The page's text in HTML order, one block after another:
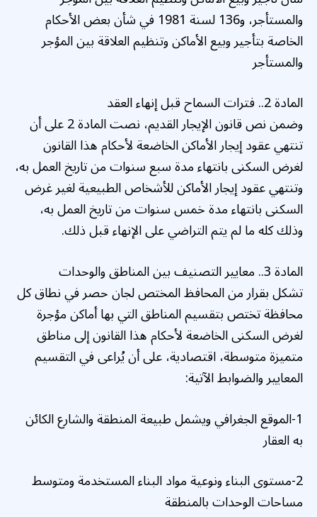
والمستأجر، و136 لسنة 1981 في شأن بعض الأحكام
الخاصة بتأجير وبيع الأماكن وتنظيم العلاقة بين المؤجر
والمستأجر
المادة 2.. فترات السماح قبل إنهاء العقد
وضمن نص قانون الإيجار القديم، نصت المادة 2 على أن
تنتهي عقود إيجار الأماكن الخاضعة لأحكام هذا القانون
لغرض السكنى بانتهاء مدة سبع سنوات من تاريخ العمل به،
وتنتهي عقود إيجار الأماكن للأشخاص الطبيعية لغير غرض
السكنى بانتهاء مدة خمس سنوات من تاريخ العمل به،
وذلك كله ما لم يتم التراضي على الإنهاء قبل ذلك.
المادة 3.. معايير التصنيف بين المناطق والوحدات
تشكل بقرار من المحافظ المختص لجان حصر في نطاق كل
محافظة تختص بتقسيم المناطق التي بها أماكن مؤجرة
لغرض السكنى الخاضعة لأحكام هذا القانون إلى مناطق
متميزة متوسطة، اقتصادية، على أن يُراعى في التقسيم
المعايير والضوابط الآتية:
1-الموقع الجغرافي ويشمل طبيعة المنطقة والشارع الكائن
به العقار
2-مستوى البناء ونوعية مواد البناء المستخدمة ومتوسط
مساحات الوحدات بالمنطقة